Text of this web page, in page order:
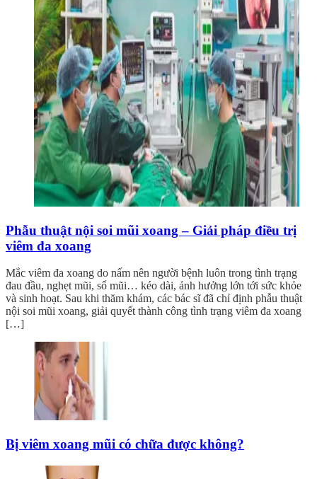
Phẫu thuật nội soi mũi xoang – Giải pháp điều trị
viêm đa xoang
Mắc viêm đa xoang do nấm nên người bệnh luôn trong tình trạng
đau đầu, nghẹt mũi, sổ mũi… kéo dài, ảnh hưởng lớn tới sức khỏe
và sinh hoạt. Sau khi thăm khám, các bác sĩ đã chỉ định phẫu thuật
nội soi mũi xoang, giải quyết thành công tình trạng viêm đa xoang
[…]
Bị viêm xoang mũi có chữa được không?